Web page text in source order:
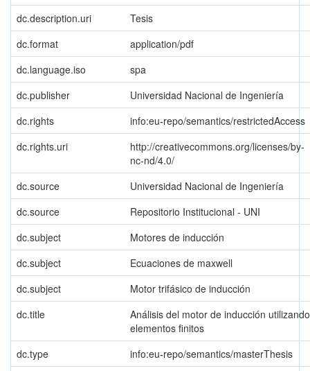
dc.description.uri
Tesis
dc.format
application/pdf
dc.language.iso
spa
dc.publisher
Universidad Nacional de Ingeniería
dc.rights
info:eu-repo/semantics/restrictedAccess
dc.rights.uri
http://creativecommons.org/licenses/by-
nc-nd/4.0/
dc.source
Universidad Nacional de Ingeniería
dc.source
Repositorio Institucional - UNI
dc.subject
Motores de inducción
dc.subject
Ecuaciones de maxwell
dc.subject
Motor trifásico de inducción
dc.title
Análisis del motor de inducción utilizando
elementos finitos
dc.type
info:eu-repo/semantics/masterThesis